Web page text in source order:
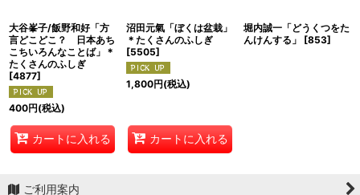
大谷峯子/飯野和好「方
言どこどこ？ 日本あち
こちいろんなことば」＊
たくさんのふしぎ
[4877]
400円(税込)
カートに入れる
沼田元氣「ぼくは盆栽」
＊たくさんのふしぎ
[5505]
1,800円(税込)
カートに入れる
堀内誠一「どうくつをた
んけんする」
[853]
ご利用案内